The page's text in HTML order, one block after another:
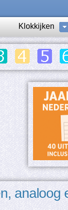
Klokkijken
analoog